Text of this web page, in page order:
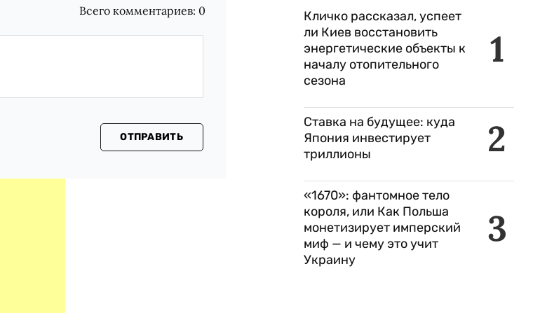
Всего комментариев: 0
ОТПРАВИТЬ
1
Кличко рассказал, успеет
ли Киев восстановить
энергетические объекты к
началу отопительного
сезона
2
Ставка на будущее: куда
Япония инвестирует
триллионы
3
«1670»: фантомное тело
короля, или Как Польша
монетизирует имперский
миф — и чему это учит
Украину